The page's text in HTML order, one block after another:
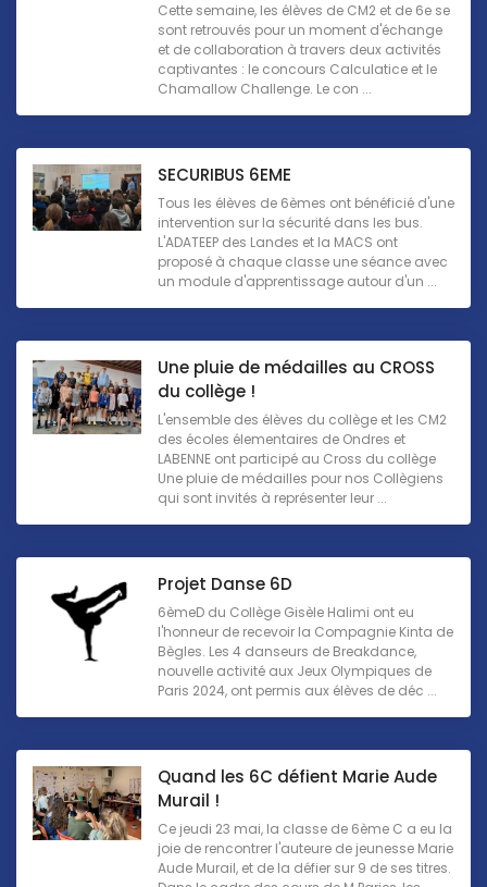
Cette semaine, les élèves de CM2 et de 6e se
sont retrouvés pour un moment d'échange
et de collaboration à travers deux activités
captivantes : le concours Calculatice et le
Chamallow Challenge. Le con ...
SECURIBUS 6EME
Tous les élèves de 6èmes ont bénéficié d'une
intervention sur la sécurité dans les bus.
L'ADATEEP des Landes et la MACS ont
proposé à chaque classe une séance avec
un module d'apprentissage autour d'un ...
Une pluie de médailles au CROSS
du collège !
L'ensemble des élèves du collège et les CM2
des écoles élementaires de Ondres et
LABENNE ont participé au Cross du collège
Une pluie de médailles pour nos Collègiens
qui sont invités à représenter leur ...
Projet Danse 6D
6èmeD du Collège Gisèle Halimi ont eu
l'honneur de recevoir la Compagnie Kinta de
Bègles. Les 4 danseurs de Breakdance,
nouvelle activité aux Jeux Olympiques de
Paris 2024, ont permis aux élèves de déc ...
Quand les 6C défient Marie Aude
Murail !
Ce jeudi 23 mai, la classe de 6ème C a eu la
joie de rencontrer l'auteure de jeunesse Marie
Aude Murail, et de la défier sur 9 de ses titres.